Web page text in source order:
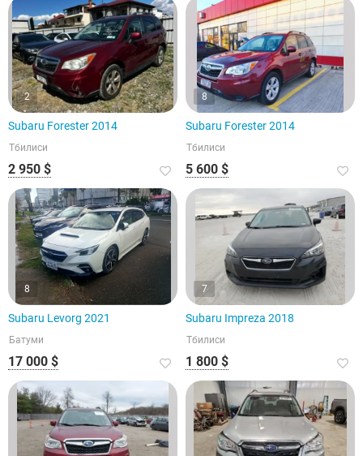
2
Subaru Forester 2014
Тбилиси
2 950 $
8
Subaru Forester 2014
Тбилиси
5 600 $
8
Subaru Levorg 2021
Батуми
17 000 $
7
Subaru Impreza 2018
Тбилиси
1 800 $